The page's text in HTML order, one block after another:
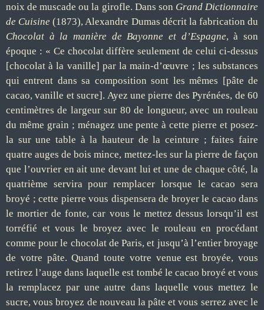
noix de muscade ou la girofle. Dans son Grand Dictionnaire
de Cuisine (1873), Alexandre Dumas décrit la fabrication du
Chocolat à la manière de Bayonne et d’Espagne, à son
époque : « Ce chocolat diffère seulement de celui ci-dessus
[chocolat à la vanille] par la main-d’œuvre ; les substances
qui entrent dans sa composition sont les mêmes [pâte de
cacao, vanille et sucre]. Ayez une pierre des Pyrénées, de 60
centimètres de largeur sur 80 de longueur, avec un rouleau
du même grain ; ménagez une pente à cette pierre et posez-
la sur une table à la hauteur de la ceinture ; faites faire
quatre auges de bois mince, mettez-les sur la pierre de façon
que l’ouvrier en ait une devant lui et une de chaque côté, la
quatrième servira pour remplacer lorsque le cacao sera
broyé ; cette pierre vous dispensera de broyer le cacao dans
le mortier de fonte, car vous le mettez dessus lorsqu’il est
torréfié et vous le broyez avec le rouleau en procédant
comme pour le chocolat de Paris, et jusqu’à l’entier broyage
de votre pâte. Quand toute votre venue est broyée, vous
retirez l’auge dans laquelle est tombé le cacao broyé et vous
la remplacez par une autre dans laquelle vous mettez le
sucre, vous broyez de nouveau la pâte et vous serrez avec le